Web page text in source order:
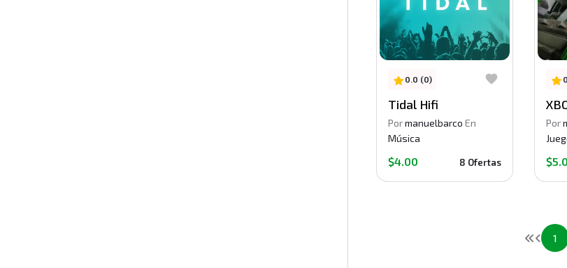
0.0 (0)
Tidal Hifi
Pormanuelbarco En
Música
$4.00 8 Ofertas
Por
1